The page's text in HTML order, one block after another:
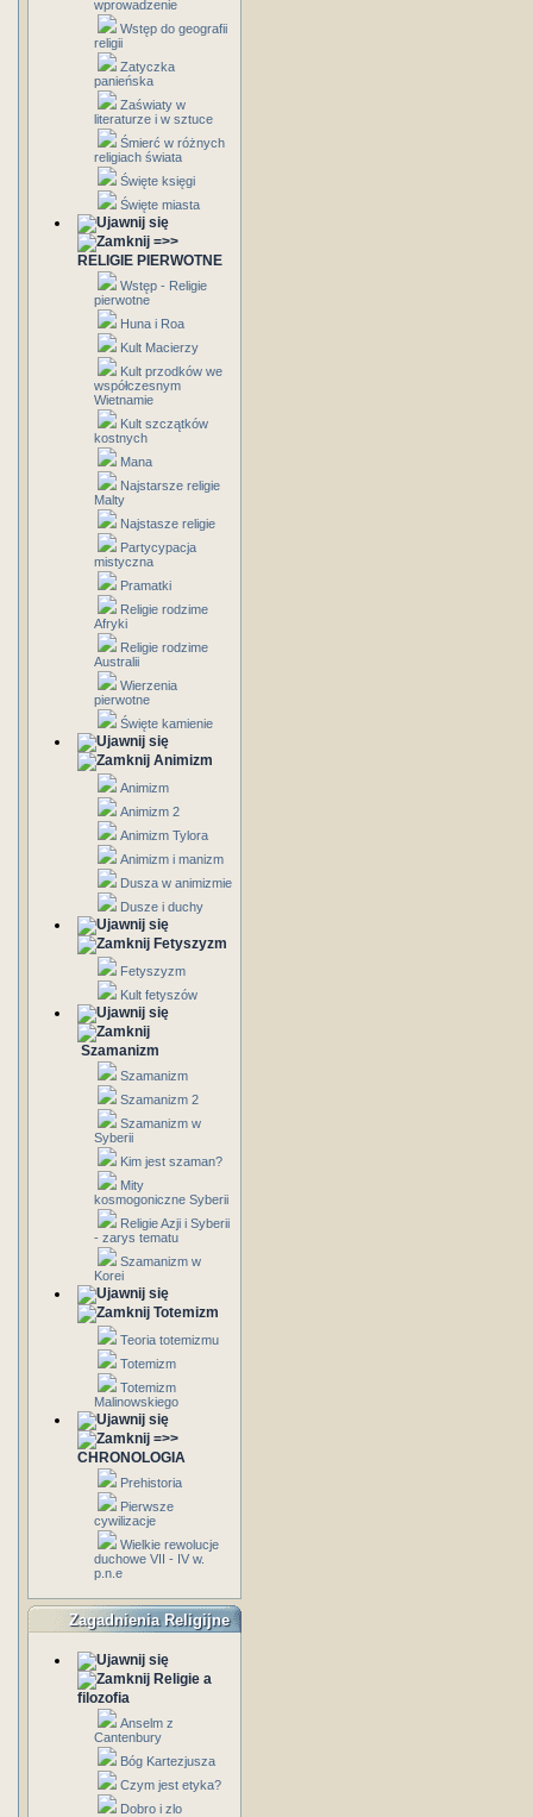
wprowadzenie
Wstęp do geografii
religii
Zatyczka
panieńska
Zaświaty w
literaturze i w sztuce
Śmierć w różnych
religiach świata
Święte księgi
Święte miasta
=>>
RELIGIE PIERWOTNE
Wstęp - Religie
pierwotne
Huna i Roa
Kult Macierzy
Kult przodków we
współczesnym
Wietnamie
Kult szczątków
kostnych
Mana
Najstarsze religie
Malty
Najstasze religie
Partycypacja
mistyczna
Pramatki
Religie rodzime
Afryki
Religie rodzime
Australii
Wierzenia
pierwotne
Święte kamienie
Animizm
Animizm
Animizm 2
Animizm Tylora
Animizm i manizm
Dusza w animizmie
Dusze i duchy
Fetyszyzm
Fetyszyzm
Kult fetyszów
Szamanizm
Szamanizm
Szamanizm 2
Szamanizm w
Syberii
Kim jest szaman?
Mity
kosmogoniczne Syberii
Religie Azji i Syberii
- zarys tematu
Szamanizm w
Korei
Totemizm
Teoria totemizmu
Totemizm
Totemizm
Malinowskiego
=>>
CHRONOLOGIA
Prehistoria
Pierwsze
cywilizacje
Wielkie rewolucje
duchowe VII - IV w.
p.n.e
Zagadnienia Religijne
Religie a
filozofia
Anselm z
Cantenbury
Bóg Kartezjusza
Czym jest etyka?
Dobro i zlo